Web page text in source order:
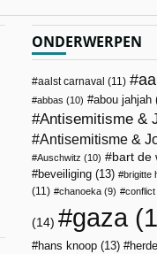
ONDERWERPEN
aalst carnaval (11)
abbas (10) abou jahjah
Antisemitisme &
Antisemitisme &
Auschwitz (10) bart de
beveiliging (13) brigitte
(11)
chanoeka (9) conflict
(14) gaza
hans knoop (13)